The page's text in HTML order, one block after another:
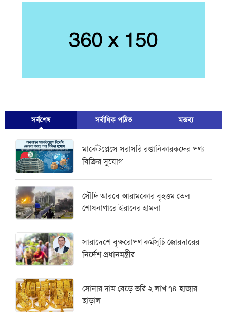
সর্বশেষ সর্বাধিক পঠিত মস্তব্য
মার্কেটপ্লেসে সরাসরি রপ্তানিকারকদের পণ্য
বিক্রির সুযোগ
সৌদি আরবে আরামকোর বৃহত্তম তেল
শোধনাগারে ইরানের হামলা
সারাদেশে বৃক্ষরোপণ কর্মসূচি জোরদারের
নির্দেশ প্রধানমন্ত্রীর
সোনার দাম বেড়ে ভরি ২ লাখ ৭৪ হাজার
ছাড়াল